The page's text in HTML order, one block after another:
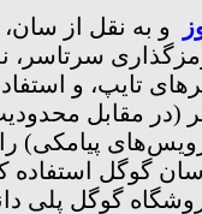
و به نقل از سان،
سرتاسر،
تایپ، و
پیامکی)
گوگل استفاده
گوگل پلی